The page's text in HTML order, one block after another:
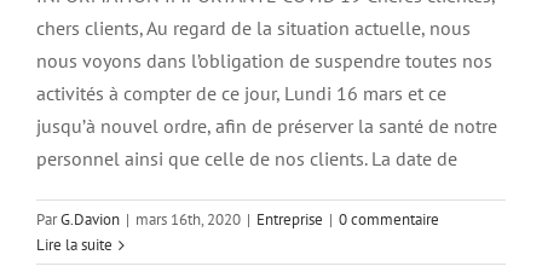
chers clients, Au regard de la situation actuelle, nous
nous voyons dans l’obligation de suspendre toutes nos
activités à compter de ce jour, Lundi 16 mars et ce
jusqu’à nouvel ordre, afin de préserver la santé de notre
personnel ainsi que celle de nos clients. La date de
ParG.Davion | mars 16th, 2020 | Entreprise | 0 commentaire
Lire la suite